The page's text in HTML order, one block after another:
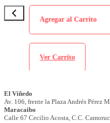
Agregar al Carrito
Ver Carrito